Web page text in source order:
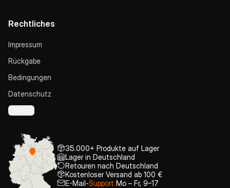
Rechtliches
Impressum
Rückgabe
Bedingungen
Datenschutz
Cookies
35.000+ Produkte auf Lager
Lager in Deutschland
Retouren nach Deutschland
Kostenloser Versand ab 100 €
E-Mail-Support Mo – Fr, 9–17